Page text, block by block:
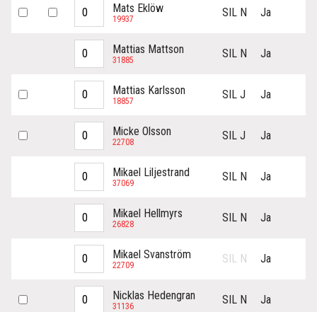
Mats Eklöw
19937 SIL N Ja
Mattias Mattson
31885 SIL N Ja
Mattias Karlsson
18857 SIL J Ja
Micke Olsson
22708 SIL J Ja
Mikael Liljestrand
37069 SIL N Ja
Mikael Hellmyrs
26828 SIL N Ja
Mikael Svanström
22709 SIL N Ja
Nicklas Hedengran
31136 SIL N Ja